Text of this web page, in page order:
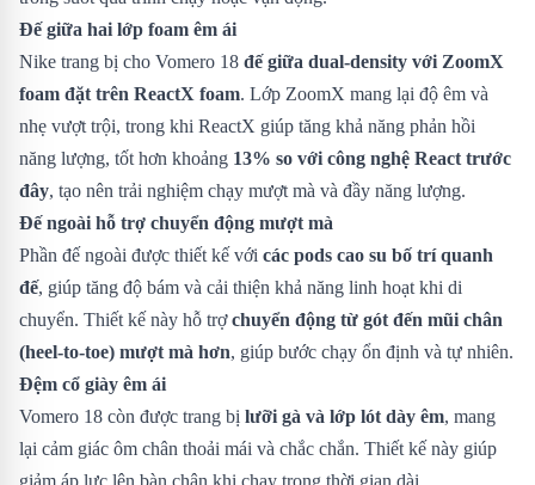
Đế giữa hai lớp foam êm ái
Nike trang bị cho Vomero 18 đế giữa dual-density với ZoomX
foam đặt trên ReactX foam. Lớp ZoomX mang lại độ êm và
nhẹ vượt trội, trong khi ReactX giúp tăng khả năng phản hồi
năng lượng, tốt hơn khoảng 13% so với công nghệ React trước
đây, tạo nên trải nghiệm chạy mượt mà và đầy năng lượng.
Đế ngoài hỗ trợ chuyển động mượt mà
Phần đế ngoài được thiết kế với các pods cao su bố trí quanh
đế, giúp tăng độ bám và cải thiện khả năng linh hoạt khi di
chuyển. Thiết kế này hỗ trợchuyển động từ gót đến mũi chân
(heel-to-toe) mượt mà hơn, giúp bước chạy ổn định và tự nhiên.
Đệm cổ giày êm ái
Vomero 18 còn được trang bị lưỡi gà và lớp lót dày êm, mang
lại cảm giác ôm chân thoải mái và chắc chắn. Thiết kế này giúp
giảm áp lực lên bàn chân khi chạy trong thời gian dài.